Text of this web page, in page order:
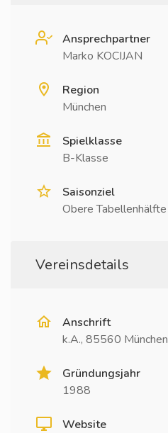
Ansprechpartner
Marko KOCIJAN
Region
München
Spielklasse
B-Klasse
Saisonziel
Obere Tabellenhälfte
Vereinsdetails
Anschrift
k.A., 85560 München
Gründungsjahr
1988
Website